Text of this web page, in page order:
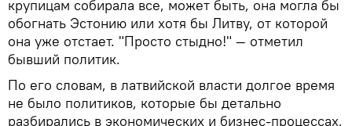
крупицам собирала все, может быть, она могла бы
обогнать Эстонию или хотя бы Литву, от которой
она уже отстает. "Просто стыдно!" — отметил
бывший политик.
По его словам, в латвийской власти долгое время
не было политиков, которые бы детально
разбирались в экономических и бизнес-процессах,